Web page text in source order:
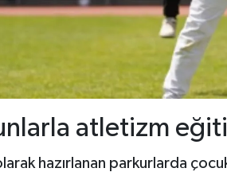
atletizm
hazırlanan parkurlarda